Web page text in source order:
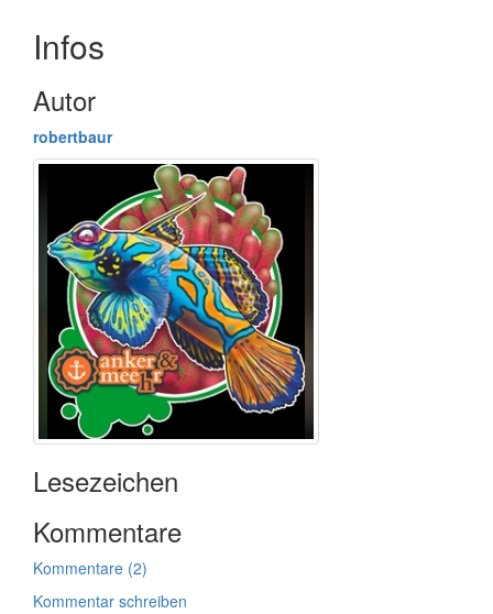
Infos
Autor
robertbaur
Lesezeichen
Kommentare
Kommentare (2)
Kommentar schreiben